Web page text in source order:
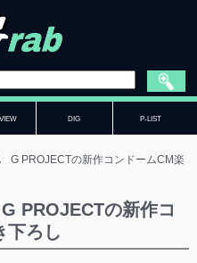
DIG P-LIST
G PROJECTの新作コンドームCM楽
PROJECTの新作コ
下ろし